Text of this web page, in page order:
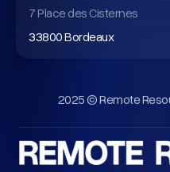
7 Place des Cisternes
33800 Bordeaux
2025 © Remote